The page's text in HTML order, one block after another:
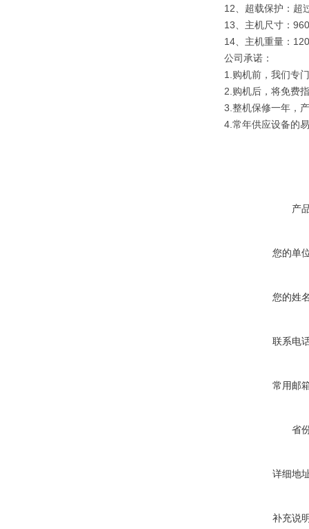
12、超载保护：超
13、主机尺寸：
14、主机重量：
公司承诺：
1.购机前，我们专
2.购机后，将免费
3.整机保修一年，
4.常年供应设备的
产
您的单
您的姓
联系电
常用邮
省
详细地
补充说